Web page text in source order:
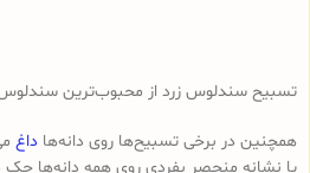
تسبیح سندلوس زرد از محبوب‌ترین
همچنین در برخی تسبیح‌ها روی دانه‌ها داغ
یا نشانه منحصر بفردی روی همه دانه‌ها